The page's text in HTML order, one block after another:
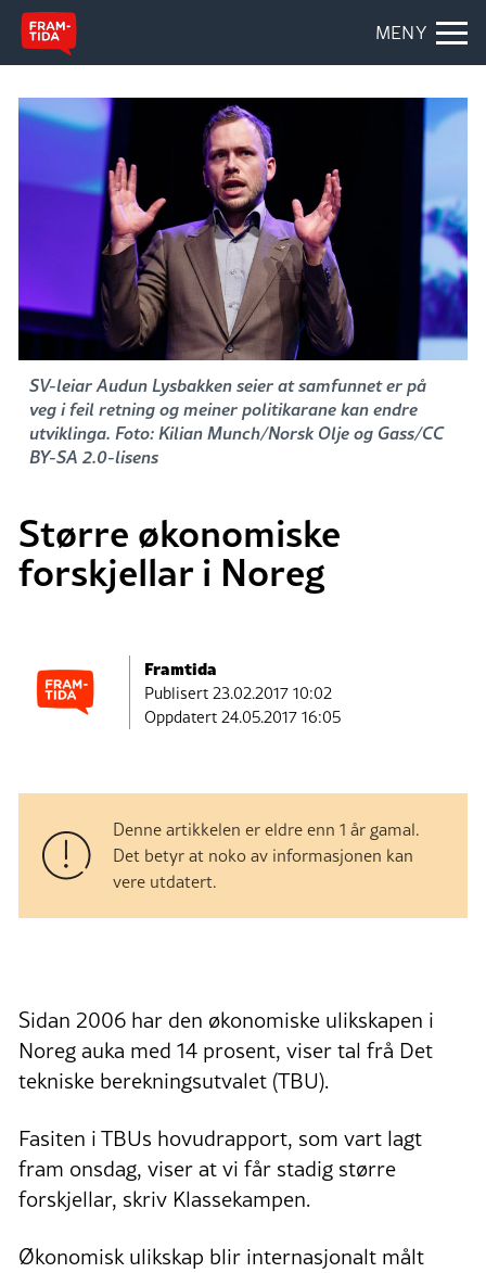
MENY
SV-leiar Audun Lysbakken seier at samfunnet er på
veg i feil retning og meiner politikarane kan endre
utviklinga. Foto: Kilian Munch/Norsk Olje og Gass/CC
BY-SA 2.0-lisens
Større økonomiske
forskjellar i Noreg
Framtida
Publisert23.02.2017 10:02
Oppdatert 24.05.2017 16:05
Denne artikkelen er eldre enn 1 år gamal.
Det betyr at noko av informasjonen kan
vere utdatert.
Sidan 2006 har den økonomiske ulikskapen i
Noreg auka med 14 prosent, viser tal frå Det
tekniske berekningsutvalet (TBU).
Fasiten i TBUs hovudrapport, som vart lagt
fram onsdag, viser at vi får stadig større
forskjellar, skriv Klassekampen.
Økonomisk ulikskap blir internasjonalt målt